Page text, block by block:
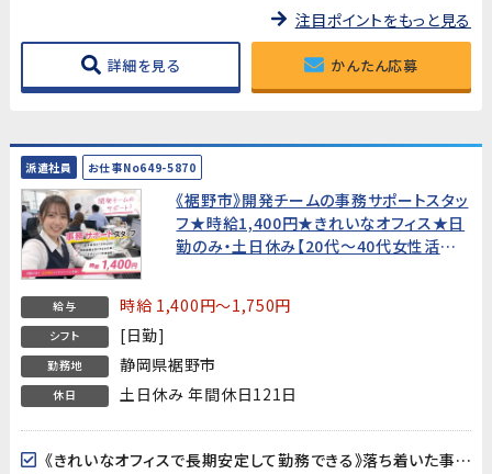
注目ポイントをもっと見る
詳細を見る かんたん応募
派遣社員 お仕事No649-5870
《裾野市》開発チームの事務サポートスタッ
フ★時給1,400円★きれいなオフィス★日
勤のみ・土日休み【20代〜40代女性活躍
給与 時給 1,400円～1,750円
シフト [日勤]
勤務地 静岡県裾野市
休日 土日休み 年間休日121日
《きれいなオフィスで長期安定して勤務できる》落ち着いた事務所環境で、長期的に安心して働けます。腰を据えてじっくりキャリアを積みたい方におすすめです。